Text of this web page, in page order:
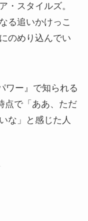
・スタイルズ。
る追いかけっこ
のめり込んでい
ワー』で知られる
点で「ああ、ただ
な」と感じた人